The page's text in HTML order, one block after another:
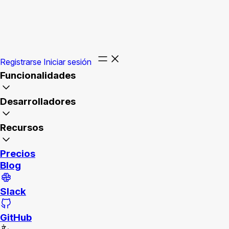
Registrarse Iniciar sesión
Funcionalidades
Desarrolladores
Recursos
Precios
Blog
Slack
GitHub